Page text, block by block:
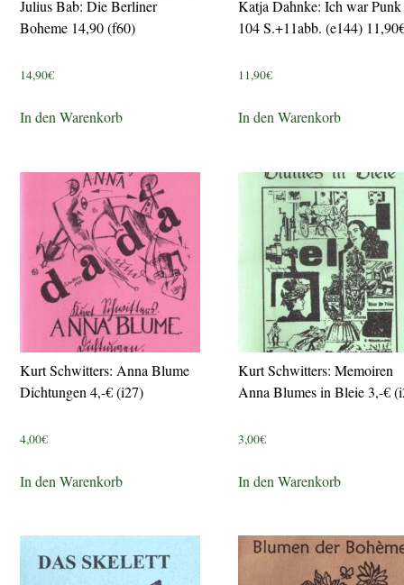
Julius Bab: Die Berliner
Boheme 14,90 (f60)
14,90€
In den Warenkorb
Katja Dahnke: Ich war Punk
104 S.+11abb. (e144)
11,90€
In den Warenkorb
Kurt Schwitters: Anna Blume
Dichtungen 4,-€ (i27)
4,00€
In den Warenkorb
Kurt Schwitters: Memoiren
Anna Blumes in Bleie 3,-€
3,00€
In den Warenkorb